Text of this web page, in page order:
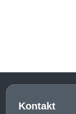
Kontakt